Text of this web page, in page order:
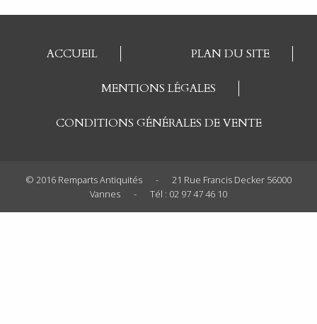
ACCUEIL PLAN DU SITE
MENTIONS LÉGALES
CONDITIONS GÉNÉRALES DE VENTE
© 2016 Remparts Antiquités -
21 Rue Francis Decker 56000
Vannes
- Tél : 02 97 47 46 10